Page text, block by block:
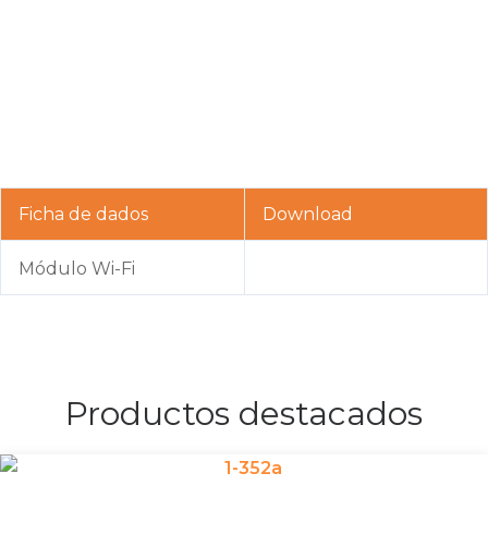
Ficha de dados Download
Módulo Wi-Fi
Productos destacados